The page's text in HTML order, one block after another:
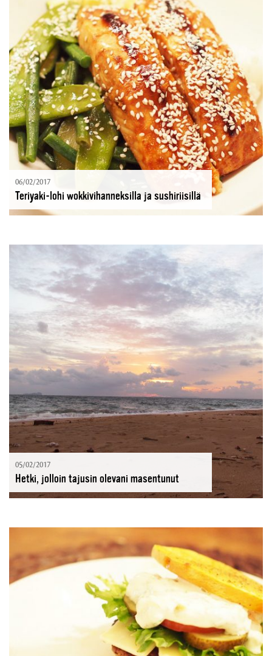
06/02/2017
Teriyaki-lohi wokkivihanneksilla ja sushiriisillä
05/02/2017
Hetki, jolloin tajusin olevani masentunut